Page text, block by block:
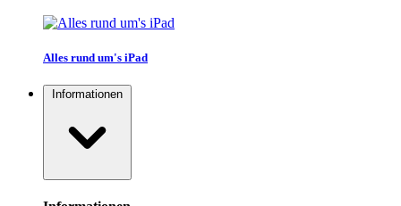
Alles rund um's iPad
Informationen